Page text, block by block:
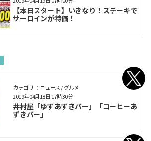
【本日スタート】いきなり！ステーキで
サーロインが特価！
カテゴリ： ニュース / グルメ
井村屋「ゆずあずきバー」「コーヒーあ
ずきバー」
2019年04月18日 17時30分